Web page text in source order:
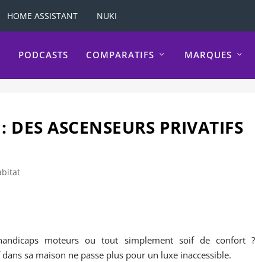
HOME ASSISTANT NUKI
PODCASTS COMPARATIFS MARQUES
DES ASCENSEURS PRIVATIFS
moteurs ou tout simplement soif de confort ?
sa maison ne passe plus pour un luxe inaccessible.